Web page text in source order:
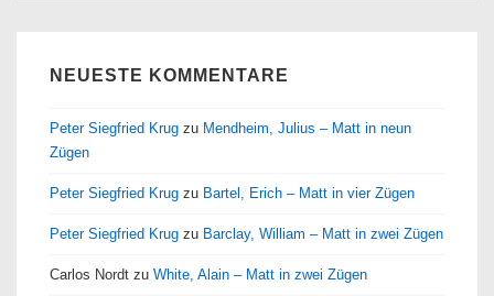
NEUESTE KOMMENTARE
Peter Siegfried Krug zu Mendheim, Julius – Matt in neun
Zügen
Peter Siegfried Krug zu Bartel, Erich – Matt in vier Zügen
Peter Siegfried Krug zu Barclay, William – Matt in zwei Zügen
Carlos Nordt zu White, Alain – Matt in zwei Zügen